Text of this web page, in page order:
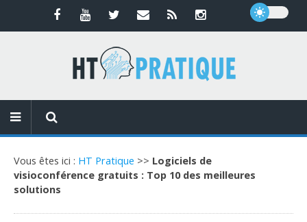
Vous êtes ici : HT Pratique >> Logiciels de
visioconférence gratuits : Top 10 des meilleures
solutions